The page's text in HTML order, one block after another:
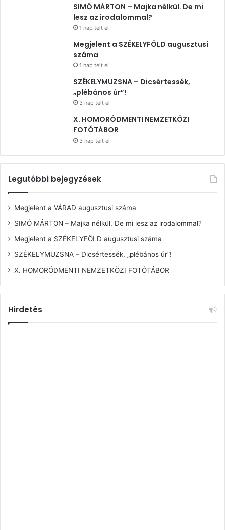
SIMÓ MÁRTON – Majka nélkül. De mi
lesz az irodalommal?
1 nap telt el
Megjelent a SZÉKELYFÖLD augusztusi
száma
1 nap telt el
SZÉKELYMUZSNA – Dicsértessék,
„plébános úr”!
3 nap telt el
X. HOMORÓDMENTI NEMZETKÖZI
FOTÓTÁBOR
3 nap telt el
Legutóbbi bejegyzések
Megjelent a VÁRAD augusztusi száma
SIMÓ MÁRTON – Majka nélkül. De mi lesz az irodalommal?
Megjelent a SZÉKELYFÖLD augusztusi száma
SZÉKELYMUZSNA – Dicsértessék, „plébános úr”!
X. HOMORÓDMENTI NEMZETKÖZI FOTÓTÁBOR
Hirdetés